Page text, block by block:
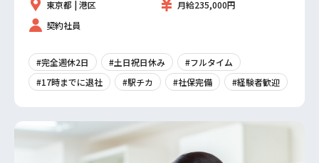
東京都 | 港区
月給235,000円
契約社員
#完全週休2日 #土日祝日休み
#フルタイム
#17時までに退社
#駅チカ #社保完備 #経験者歓迎